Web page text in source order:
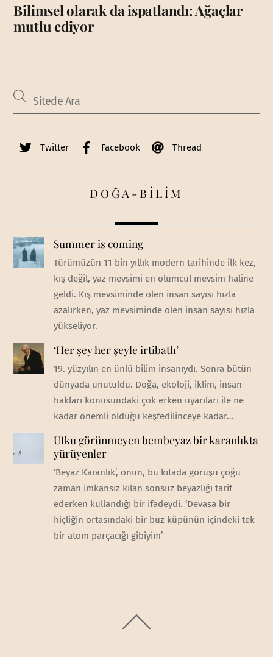
Bilimsel olarak da ispatlandı: Ağaçlar
mutlu ediyor
Twitter Facebook Thread
DOĞA-BİLİM
Summer is coming
Türümüzün 11 bin yıllık modern tarihinde ilk kez,
kış değil, yaz mevsimi en ölümcül mevsim haline
geldi. Kış mevsiminde ölen insan sayısı hızla
azalırken, yaz mevsiminde ölen insan sayısı hızla
yükseliyor.
‘Her şey her şeyle irtibatlı’
19. yüzyılın en ünlü bilim insanıydı. Sonra bütün
dünyada unutuldu. Doğa, ekoloji, iklim, insan
hakları konusundaki çok erken uyarıları ile ne
kadar önemli olduğu keşfedilinceye kadar...
Ufku görünmeyen bembeyaz bir karanlıkta
yürüyenler
‘Beyaz Karanlık’, onun, bu kıtada görüşü çoğu
zaman imkansız kılan sonsuz beyazlığı tarif
ederken kullandığı bir ifadeydi. ‘Devasa bir
hiçliğin ortasındaki bir buz küpünün içindeki tek
bir atom parçacığı gibiyim’
To